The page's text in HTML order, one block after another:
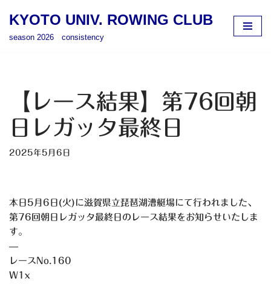
ス
キ
ッ
KYOTO UNIV. ROWING CLUB
season 2026 consistency
【レース結果】第76回朝
日レガッタ最終日
2025年5月6日
本日5月6日(火)に滋賀県立琵琶湖漕艇場にて行われました、
第 76回朝日レガッタ最終日のレース結果をお知らせいたしま
す。
—
レースNo.160
W1x